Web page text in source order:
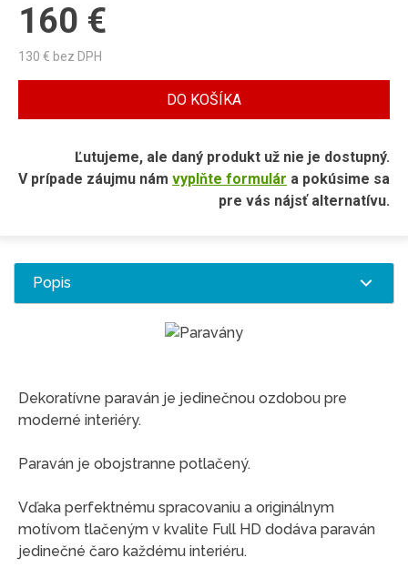
160 €
130 € bez DPH
DO KOŠÍKA
Ľutujeme, ale daný produkt už nie je dostupný.
V prípade záujmu nám vyplňte formulár a pokúsime sa
pre vás nájsť alternatívu.
Popis
Dekoratívne paraván je jedinečnou ozdobou pre
moderné interiéry.
Paraván je obojstranne potlačený.
Vďaka perfektnému spracovaniu a originálnym
motívom tlačeným v kvalite Full HD dodáva paraván
jedinečné čaro každému interiéru.